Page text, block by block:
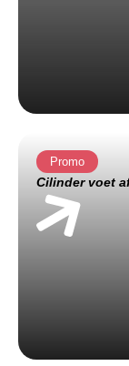
Promo
Cilinder voet